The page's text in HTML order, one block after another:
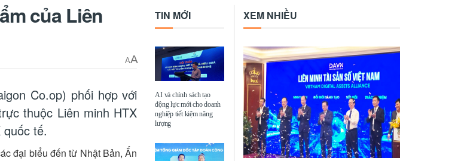
của Liên
AA
Co.op) phối hợp với
thuộc Liên minh HTX
tế.
đại biểu đến từ Nhật Bản, Ấn
TIN MỚI
AI và chính sách tạo
động lực mới cho doanh
nghiệp tiết kiệm năng
lượng
XEM NHIỀU